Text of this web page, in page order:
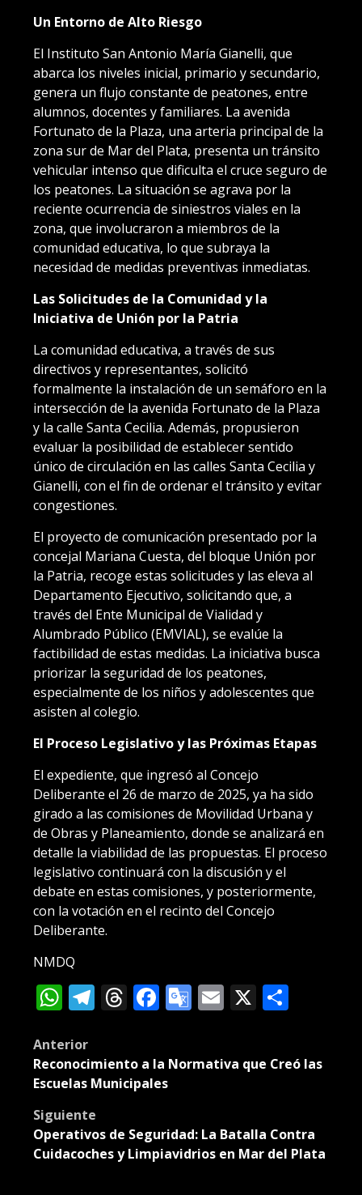
Un Entorno de Alto Riesgo
El Instituto San Antonio María Gianelli, que
abarca los niveles inicial, primario y secundario,
genera un flujo constante de peatones, entre
alumnos, docentes y familiares. La avenida
Fortunato de la Plaza, una arteria principal de la
zona sur de Mar del Plata, presenta un tránsito
vehicular intenso que dificulta el cruce seguro de
los peatones. La situación se agrava por la
reciente ocurrencia de siniestros viales en la
zona, que involucraron a miembros de la
comunidad educativa, lo que subraya la
necesidad de medidas preventivas inmediatas.
Las Solicitudes de la Comunidad y la
Iniciativa de Unión por la Patria
La comunidad educativa, a través de sus
directivos y representantes, solicitó
formalmente la instalación de un semáforo en la
intersección de la avenida Fortunato de la Plaza
y la calle Santa Cecilia. Además, propusieron
evaluar la posibilidad de establecer sentido
único de circulación en las calles Santa Cecilia y
Gianelli, con el fin de ordenar el tránsito y evitar
congestiones.
El proyecto de comunicación presentado por la
concejal Mariana Cuesta, del bloque Unión por
la Patria, recoge estas solicitudes y las eleva al
Departamento Ejecutivo, solicitando que, a
través del Ente Municipal de Vialidad y
Alumbrado Público (EMVIAL), se evalúe la
factibilidad de estas medidas. La iniciativa busca
priorizar la seguridad de los peatones,
especialmente de los niños y adolescentes que
asisten al colegio.
El Proceso Legislativo y las Próximas Etapas
El expediente, que ingresó al Concejo
Deliberante el 26 de marzo de 2025, ya ha sido
girado a las comisiones de Movilidad Urbana y
de Obras y Planeamiento, donde se analizará en
detalle la viabilidad de las propuestas. El proceso
legislativo continuará con la discusión y el
debate en estas comisiones, y posteriormente,
con la votación en el recinto del Concejo
Deliberante.
NMDQ
WhatsApp
Telegram
Threads
Facebook
Google
Email
X
Post
navigation
Anterior
Reconocimiento a la Normativa que Creó las
Escuelas Municipales
Siguiente
Operativos de Seguridad: La Batalla Contra
Cuidacoches y Limpiavidrios en Mar del Plata